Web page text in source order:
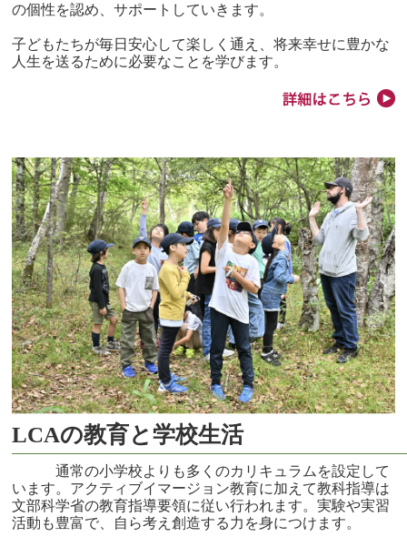
の個性を認め、サポートしていきます。
子どもたちが毎日安心して楽しく通え、将来幸せに豊かな
人生を送るために必要なことを学びます。
LCAの教育と学校生活
通常の小学校よりも多くのカリキュラムを設定して
います。アクティブイマージョン教育に加えて教科指導は
文部科学省の教育指導要領に従い行われます。実験や実習
活動も豊富で、自ら考え創造する力を身につけます。